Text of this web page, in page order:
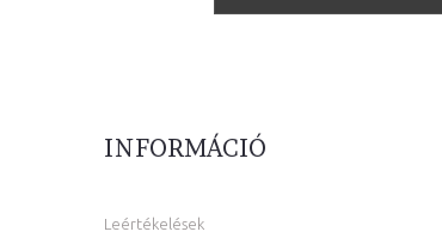
INFORMÁCIÓ
Leértékelések